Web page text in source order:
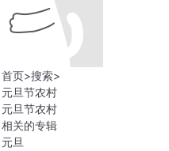
首页>搜索>
元旦节农村
元旦节农村
相关的专辑
元旦